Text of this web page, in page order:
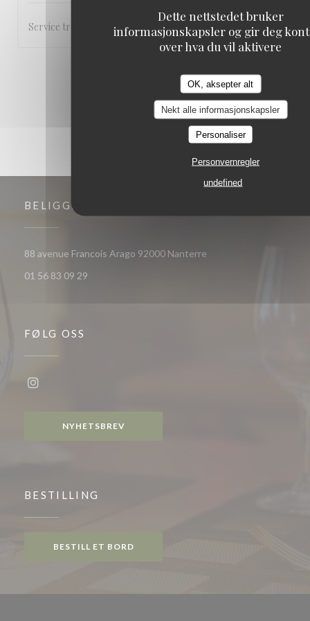
Dette nettstedet bruker
informasjonskapsler og gir deg
over hva du vil aktivere
OK, aksepter alt
Nekt alle informasjonskapsler
Personaliser
Personvernregler
undefined
Service très accueillant et rapide
BELIGGENHET
88 avenue Francois Arago 92000 Nanterre
01 56 83 09 29
FØLG OSS
NYHETSBREV
BESTILLING
BESTILL ET BORD